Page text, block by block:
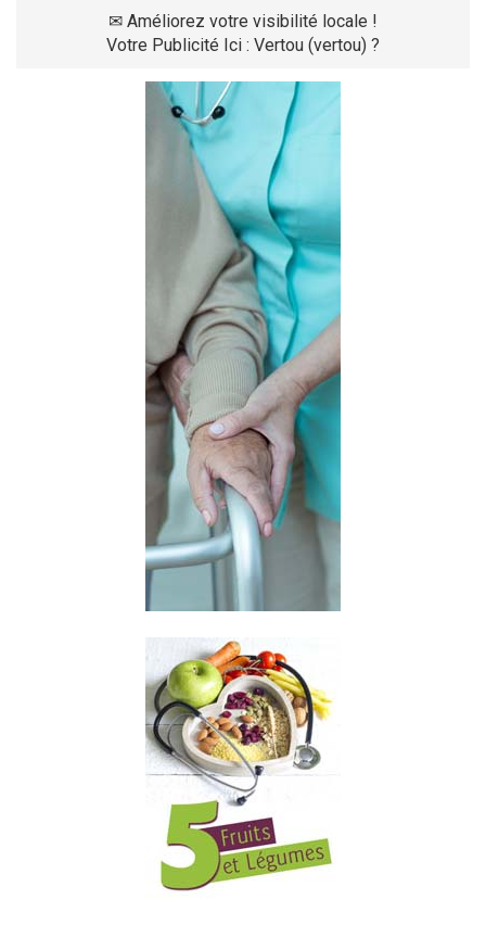
✉ Améliorez votre visibilité locale !
Votre Publicité Ici : Vertou (vertou) ?